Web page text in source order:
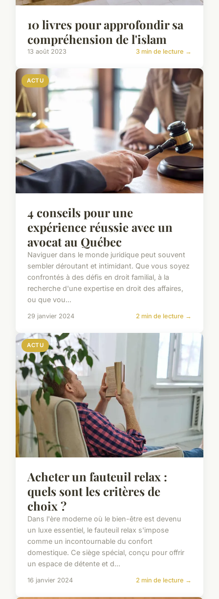
10 livres pour approfondir sa
compréhension de l'islam
13 août 2023 3 min de lecture →
ACTU
4 conseils pour une
expérience réussie avec un
avocat au Québec
Naviguer dans le monde juridique peut souvent
sembler déroutant et intimidant. Que vous soyez
confrontés à des défis en droit familial, à la
recherche d'une expertise en droit des affaires,
ou que vou...
29 janvier 2024 2 min de lecture →
ACTU
Acheter un fauteuil relax :
quels sont les critères de
choix ?
Dans l'ère moderne où le bien-être est devenu
un luxe essentiel, le fauteuil relax s'impose
comme un incontournable du confort
domestique. Ce siège spécial, conçu pour offrir
un espace de détente et d...
16 janvier 2024 2 min de lecture →